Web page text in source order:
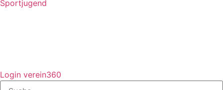
Sportjugend
Login verein360
Search